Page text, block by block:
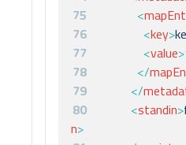
75
<
76
<key>
77
<value>
78
</
79
</
80
<standin>
n>